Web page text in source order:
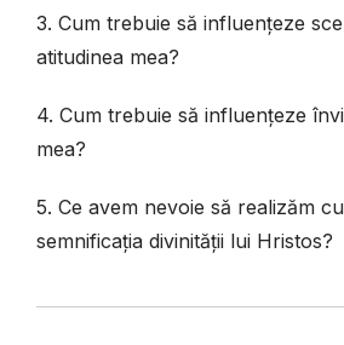
3. Cum trebuie să influențeze
atitudinea mea?
4. Cum trebuie să influențeze
mea?
5. Ce avem nevoie să realizăm
semnificația divinității lui Hristos?